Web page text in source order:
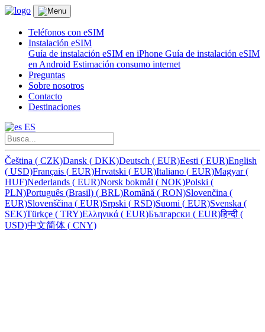
Teléfonos con eSIM
Instalación eSIM
Guía de instalación eSIM en iPhone Guía de instalación eSIM
en Android Estimación consumo internet
Preguntas
Sobre nosotros
Contacto
Destinaciones
ES
Čeština ( CZK)Dansk ( DKK)Deutsch ( EUR)Eesti ( EUR)English
( USD)Français ( EUR)Hrvatski ( EUR)Italiano ( EUR)Magyar(
HUF)Nederlands ( EUR)Norsk bokmål ( NOK)Polski (
PLN)Português (Brasil) ( BRL)Română ( RON)Slovenčina (
EUR)Slovenščina ( EUR)Srpski ( RSD)Suomi ( EUR)Svenska (
SEK)Türkçe ( TRY)Ελληνικά ( EUR)Български ( EUR)हिन्दी (
USD)中文简体 ( CNY)